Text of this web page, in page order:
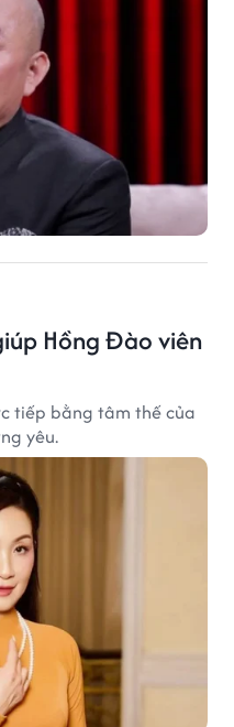
Hồng Đào viên
tiếp bằng tâm thế của
yêu.